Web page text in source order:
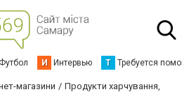
Футбол И Интервью Т Требуется
магазини
Продукти харчування,